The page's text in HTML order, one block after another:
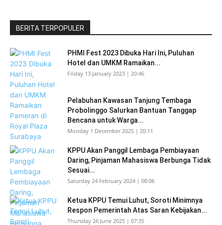
BERITA TERPOPULER
PHMI Fest 2023 Dibuka Hari Ini, Puluhan
Hotel dan UMKM Ramaikan...
Friday 13 January 2023 | 20:46
Pelabuhan Kawasan Tanjung Tembaga
Probolinggo Salurkan Bantuan Tanggap
Bencana untuk Warga...
Monday 1 December 2025 | 20:11
KPPU Akan Panggil Lembaga Pembiayaan
Daring, Pinjaman Mahasiswa Berbunga Tidak
Sesuai...
Saturday 24 February 2024 | 08:06
Ketua KPPU Temui Luhut, Soroti Minimnya
Respon Pemerintah Atas Saran Kebijakan...
Thursday 26 June 2025 | 07:35